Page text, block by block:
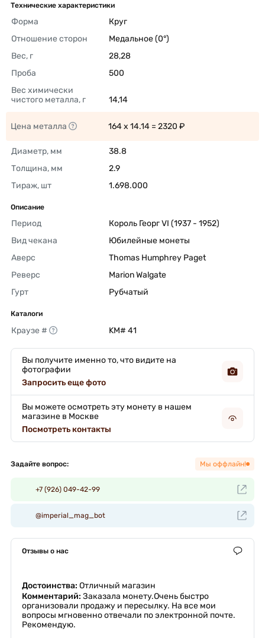
Технические характеристики
Форма
Круг
Отношение сторон
Медальное (0°)
Вес, г
28,28
Проба
500
Вес химически
чистого металла, г
14,14
Цена металла 164 x 14.14 = 2320 ₽
Диаметр, мм
38.8
Толщина, мм
2.9
Тираж, шт
1.698.000
Описание
Период
Король Георг VI (1937 - 1952)
Вид чекана
Юбилейные монеты
Аверс
Thomas Humphrey Paget
Реверс
Marion Walgate
Гурт
Рубчатый
Каталоги
Краузе # KM# 41
Вы получите именно то, что видите на
фотографии
Запросить еще фото
Вы можете осмотреть эту монету в нашем
магазине в Москве
Посмотреть контакты
Задайте вопрос: Мы оффлайн!
+7 (926) 049-42-99
@imperial_mag_bot
Отзывы о нас
Достоинства: Отличный магазин
Комментарий: Заказала монету.Очень быстро
организовали продажу и пересылку. На все мои
вопросы мгновенно отвечали по электронной почте.
Рекомендую.